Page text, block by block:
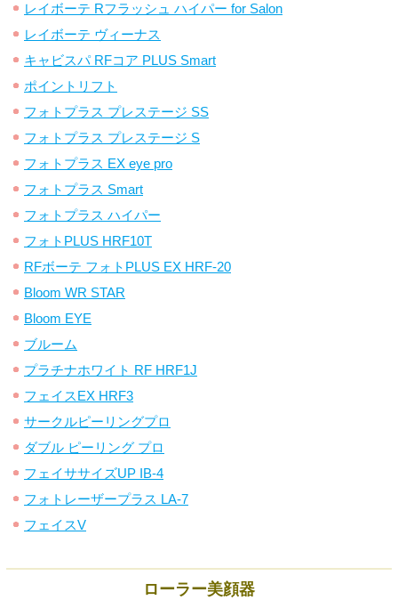
レイボーテ Rフラッシュ ハイパー for Salon
レイボーテ ヴィーナス
キャビスパ RFコア PLUS Smart
ポイントリフト
フォトプラス プレステージ SS
フォトプラス プレステージ S
フォトプラス EX eye pro
フォトプラス Smart
フォトプラス ハイパー
フォトPLUS HRF10T
RFボーテ フォトPLUS EX HRF-20
Bloom WR STAR
Bloom EYE
ブルーム
プラチナホワイト RF HRF1J
フェイスEX HRF3
サークルピーリングプロ
ダブル ピーリング プロ
フェイササイズUP IB-4
フォトレーザープラス LA-7
フェイスV
ローラー美顔器